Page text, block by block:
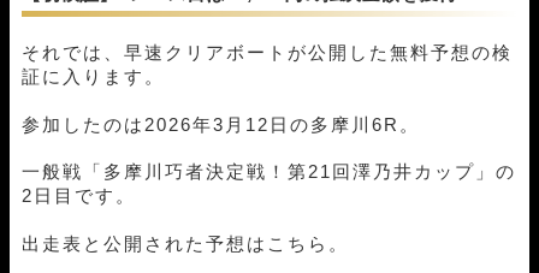
それでは、早速クリアボートが公開した無料予想の検
証に入ります。
参加したのは2026年3月12日の多摩川6R。
一般戦「多摩川巧者決定戦！第21回澤乃井カップ」の
2日目です。
出走表と公開された予想はこちら。